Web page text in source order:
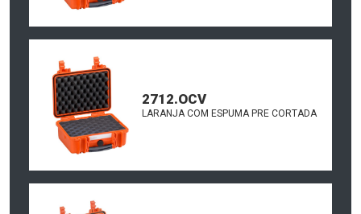
2712.OCV
LARANJA COM ESPUMA PRE CORTADA